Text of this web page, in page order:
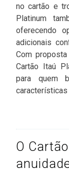
no cartão e
Platinum
oferecendo
adicionais
Com
Cartão Itaú
para quem
características
O